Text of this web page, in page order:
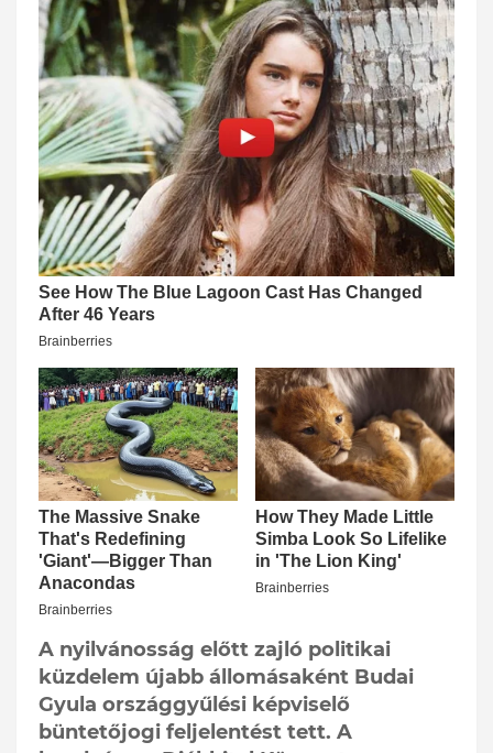
A nyilvánosság előtt zajló politikai
küzdelem újabb állomásaként Budai
Gyula országgyűlési képviselő
büntetőjogi feljelentést tett. A